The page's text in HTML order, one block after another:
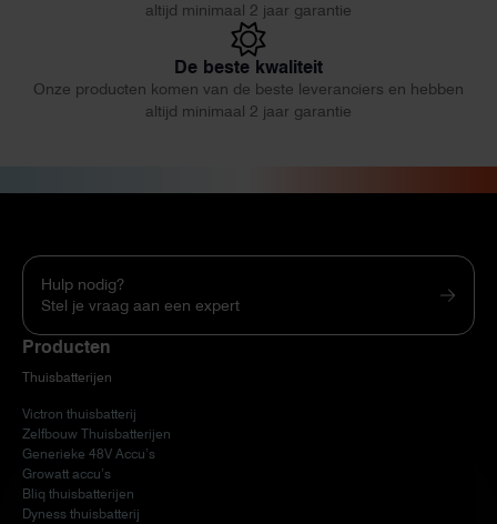
altijd minimaal 2 jaar garantie
De beste kwaliteit
Onze producten komen van de beste leveranciers en hebben
altijd minimaal 2 jaar garantie
Hulp nodig?
Stel je vraag aan een expert
Producten
Thuisbatterijen
Victron thuisbatterij
Zelfbouw Thuisbatterijen
Generieke 48V Accu’s
Growatt accu’s
Bliq thuisbatterijen
Dyness thuisbatterij